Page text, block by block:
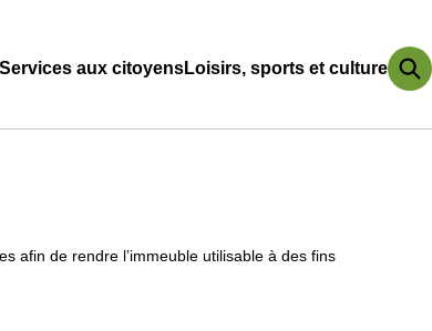
Services aux citoyens
Ouvrir/Fermer
Loisirs, sports et culture
Ouvrir/Fermer
sous-
afin de rendre l’immeuble utilisable à des fins